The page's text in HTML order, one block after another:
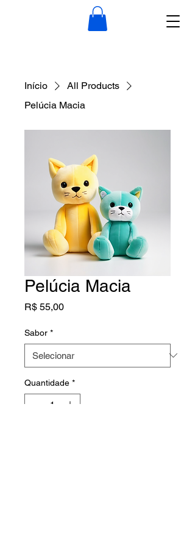
Início
All Products
Pelúcia Macia
Pelúcia Macia
R$ 55,00Preço
Sabor *
Quantidade *